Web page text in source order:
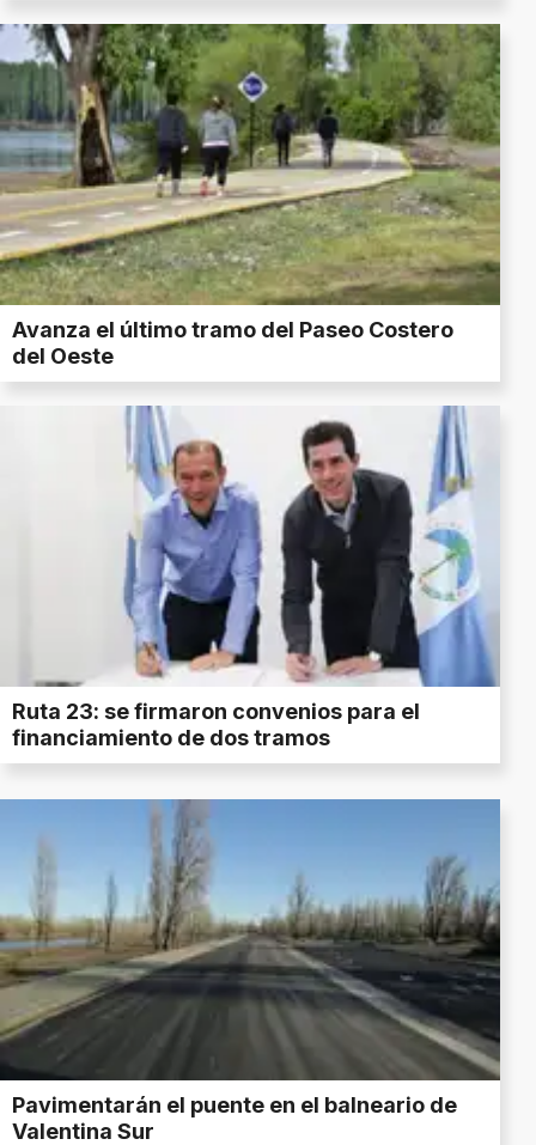
Avanza el último tramo del Paseo Costero
del Oeste
Ruta 23: se firmaron convenios para el
financiamiento de dos tramos
Pavimentarán el puente en el balneario de
Valentina Sur